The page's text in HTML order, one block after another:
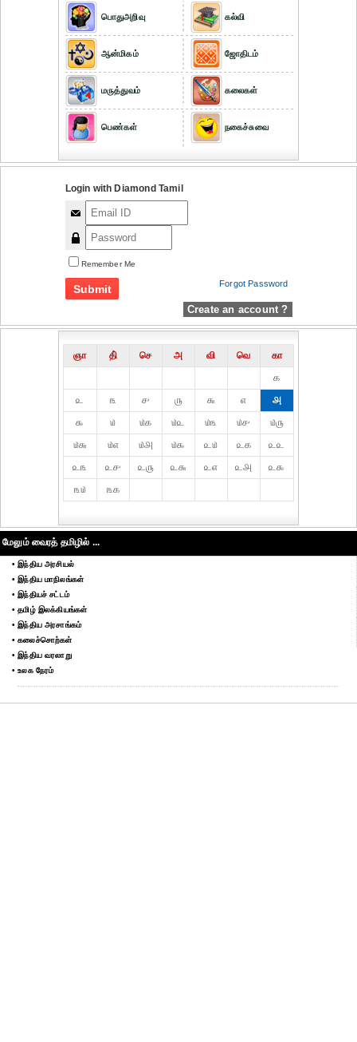
பொதுஅறிவு
ஆன்மிகம்
மருத்துவம்
பெண்கள்
கல்வி
ஜோதிடம்
கலைகள்
நகைச்சுவை
Login with Diamond Tamil
Remember Me
Forgot Password
Create an account ?
ஞா தி் செ அ வி வெ
கா
௧
௨
௩ ௪ ௫ ௬ ௭
௮
௯
௰ ௰௧ ௰௨ ௰௩ ௰௪
௰௫
௰௬
௰௭ ௰௮ ௰௯ ௨௰ ௨௧
௨௨
௨௩
௨௪ ௨௫ ௨௬ ௨௭ ௨௮
௨௯
௩௰
௩௧
மேலும் வைரத் தமிழில் ...
• இந்திய அரசியல்
• இந்திய மாநிலங்கள்
• இந்தியச் சட்டம்
• தமிழ் இலக்கியங்கள்
• இந்திய அரசாங்கம்
• கலைச்சொற்கள்
• இந்திய வரலாறு
• உலக நேரம்